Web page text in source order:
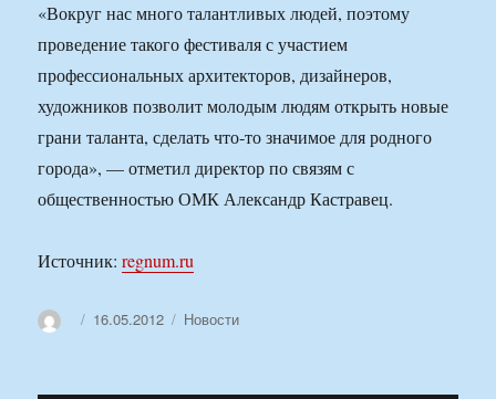
«Вокруг нас много талантливых людей, поэтому
проведение такого фестиваля с участием
профессиональных архитекторов, дизайнеров,
художников позволит молодым людям открыть новые
грани таланта, сделать что‑то значимое для родного
города», — отметил директор по связям с
общественностью ОМК Александр Кастравец.
Источник:regnum.ru
АвторОпубликовано
16.05.2012 Рубрики
Новости